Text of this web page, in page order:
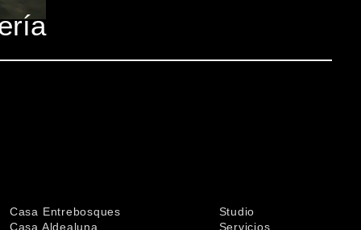
Casa Entrebosques
Casa Aldealuna
Studio
Servicios